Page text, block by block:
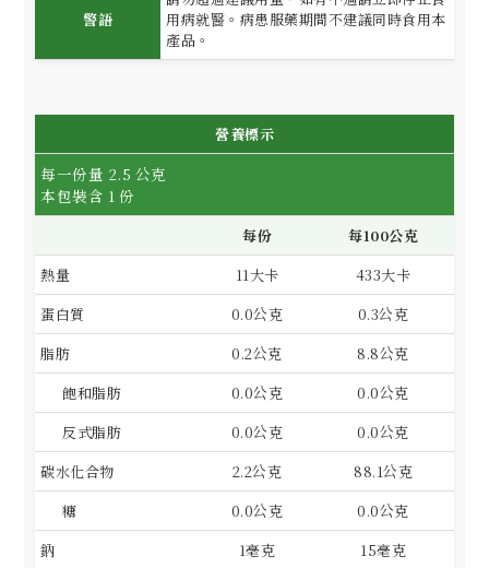
警語
用病就醫。病患服藥期間不建議同時食用本
產品。
營養標示
每一份量 2.5 公克
本包裝含 1 份
每份
每100公克
熱量
11大卡
433大卡
蛋白質
0.0公克
0.3公克
脂肪
0.2公克
8.8公克
飽和脂肪
0.0公克
0.0公克
反式脂肪
0.0公克
0.0公克
碳水化合物
2.2公克
88.1公克
糖
0.0公克
0.0公克
鈉
1毫克 15毫克